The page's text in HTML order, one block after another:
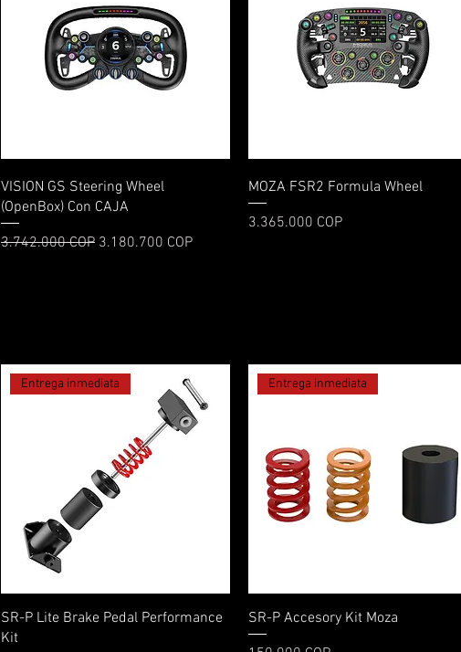
Vista rápida
VISION GS Steering Wheel
(OpenBox) Con CAJA
Precio
3.742.000 COP Precio de oferta
3.180.700 COP
Vista rápida
MOZA FSR2 Formula Wheel
Precio
3.365.000 COP
Vista rápida
Entrega inmediata
SR-P Lite Brake Pedal Performance
Kit
Vista rápida
Entrega inmediata
SR-P Accesory Kit Moza